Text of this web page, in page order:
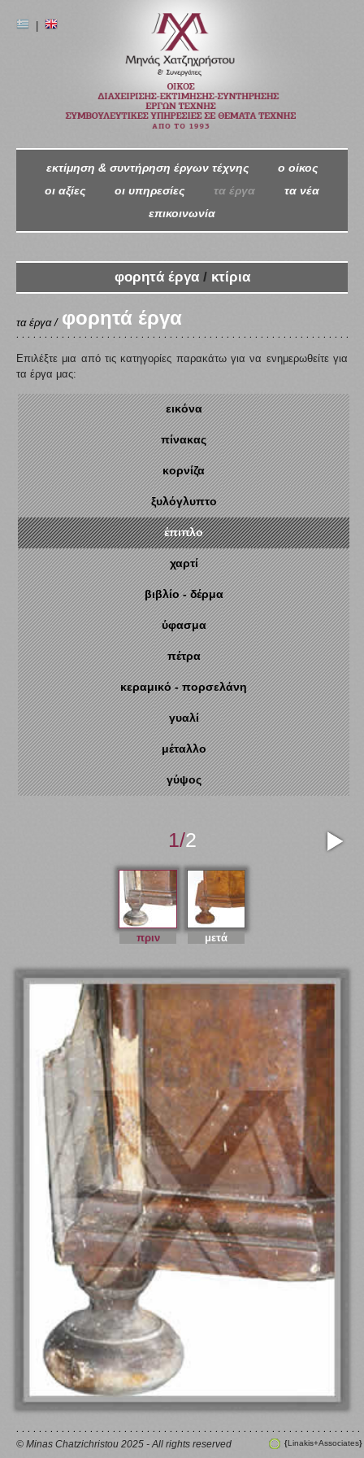
εκτίμηση & συντήρηση έργων τέχνης
ο oίκος
οι αξίες
οι υπηρεσίες τα έργα
τα νέα
επικοινωνία
φορητά έργα/ κτίρια
τα έργα / φορητά έργα
Επιλέξτε μια από τις κατηγορίες παρακάτω για να ενημερωθείτε για
τα έργα μας:
εικόνα
πίνακας
κορνίζα
ξυλόγλυπτο
έπιπλο
χαρτί
βιβλίο - δέρμα
ύφασμα
πέτρα
κεραμικό - πορσελάνη
γυαλί
μέταλλο
γύψος
1/2
πριν μετά
{Linakis+Associates}
© Minas Chatzichristou 2025 - All rights reserved